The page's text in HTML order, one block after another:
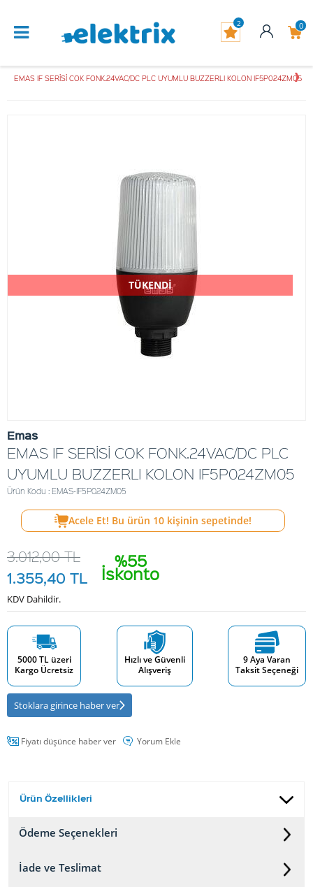
0
2
EMAS IF SERİSİ COK FONK.24VAC/DC PLC UYUMLU BUZZERLI KOLON IF5P024ZM05
TÜKENDİ
Emas
EMAS IF SERİSİ COK FONK.24VAC/DC PLC
UYUMLU BUZZERLI KOLON IF5P024ZM05
Ürün Kodu : EMAS-IF5P024ZM05
Acele Et! Bu ürün 10 kişinin sepetinde!
%55
İskonto
3.012,00TL
1.355,40 TL
KDV Dahildir.
5000 TL üzeri
Kargo Ücretsiz
Hızlı ve Güvenli
Alışveriş
9 Aya Varan
Taksit Seçeneği
Stoklara girince haber ver
Fiyatı düşünce haber ver Yorum Ekle
Ürün Özellikleri
Ödeme Seçenekleri
İade ve Teslimat